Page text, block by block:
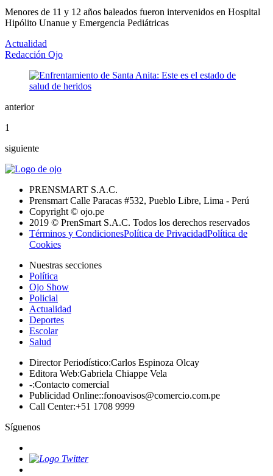
Menores de 11 y 12 años baleados fueron intervenidos en Hospital
Hipólito Unanue y Emergencia Pediátricas
Actualidad
Redacción Ojo
anterior
1
siguiente
PRENSMART S.A.C.
Prensmart Calle Paracas #532, Pueblo Libre, Lima - Perú
Copyright © ojo.pe
2019 © PrenSmart S.A.C. Todos los derechos reservados
Términos y CondicionesPolítica de PrivacidadPolítica de
Cookies
Nuestras secciones
Política
Ojo Show
Policial
Actualidad
Deportes
Escolar
Salud
Director Periodístico:Carlos Espinoza Olcay
Editora Web:Gabriela Chiappe Vela
-:Contacto comercial
Publicidad Online::fonoavisos@comercio.com.pe
Call Center:+51 1708 9999
Síguenos